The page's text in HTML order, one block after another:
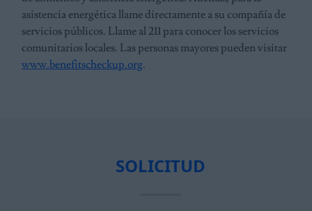
asistencia energética llame directamente a su compañía de
servicios públicos. Llame al 211 para conocer los servicios
comunitarios locales. Las personas mayores pueden visitar
www.benefitscheckup.org.
SOLICITUD